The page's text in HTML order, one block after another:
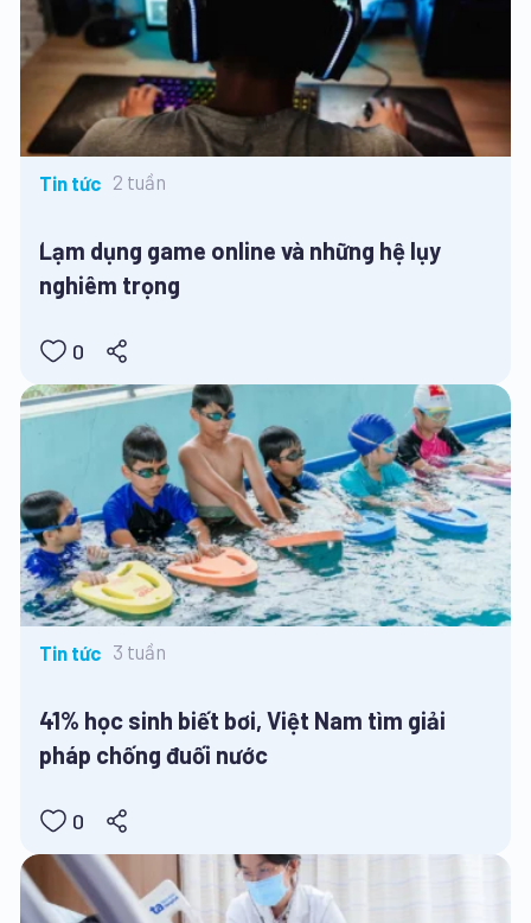
Tin tức 2 tuần
Lạm dụng game online và những hệ lụy
nghiêm trọng
0
Tin tức 3 tuần
41% học sinh biết bơi, Việt Nam tìm giải
pháp chống đuối nước
0